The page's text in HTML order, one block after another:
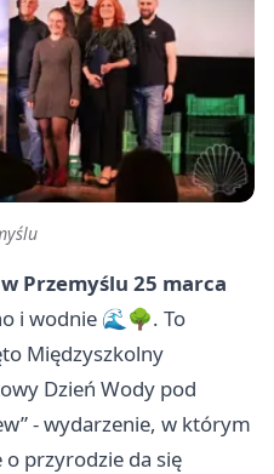
Przemyślu 25 marca
i wodnie 🌊🌳. To
Międzyszkolny
Dzień Wody pod
- wydarzenie, w którym
o przyrodzie da się